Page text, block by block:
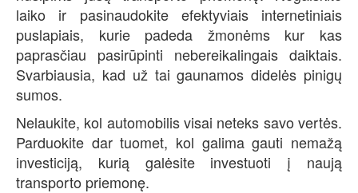
laiko ir pasinaudokite efektyviais internetiniais
puslapiais, kurie padeda žmonėms kur kas
paprasčiau pasirūpinti nebereikalingais daiktais.
Svarbiausia, kad už tai gaunamos didelės pinigų
sumos.
Nelaukite, kol automobilis visai neteks savo vertės.
Parduokite dar tuomet, kol galima gauti nemažą
investiciją, kurią galėsite investuoti į naują
transporto priemonę.